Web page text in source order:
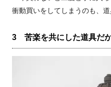
衝動買いをしてしまうのも、道
3 苦楽を共にした道具だ